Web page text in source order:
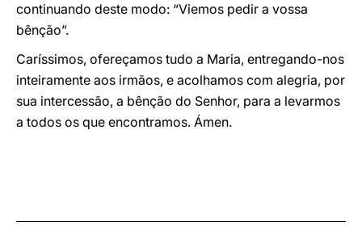
continuando deste modo: “Viemos pedir a vossa
bênção”.
Caríssimos, ofereçamos tudo a Maria, entregando-nos
inteiramente aos irmãos, e acolhamos com alegria, por
sua intercessão, a bênção do Senhor, para a levarmos
a todos os que encontramos. Ámen.